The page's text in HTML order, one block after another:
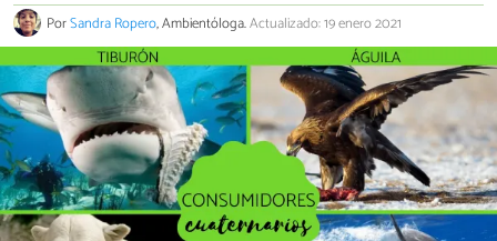
PorSandra Ropero, Ambientóloga.Actualizado: 19 enero 2021